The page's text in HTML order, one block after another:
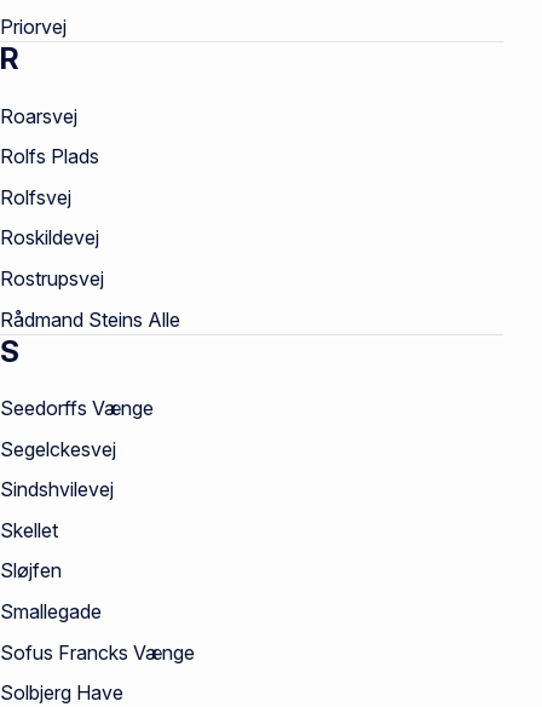
Priorvej
R
Roarsvej
Rolfs Plads
Rolfsvej
Roskildevej
Rostrupsvej
Rådmand Steins Alle
S
Seedorffs Vænge
Segelckesvej
Sindshvilevej
Skellet
Sløjfen
Smallegade
Sofus Francks Vænge
Solbjerg Have